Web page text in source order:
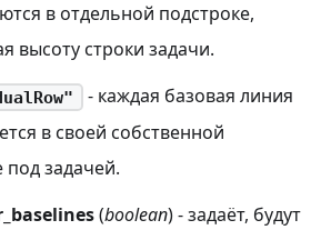
в отдельной подстроке,
высоту строки задачи.
- каждая базовая линия
в своей собственной
под задачей.
(boolean) - задаёт, будут